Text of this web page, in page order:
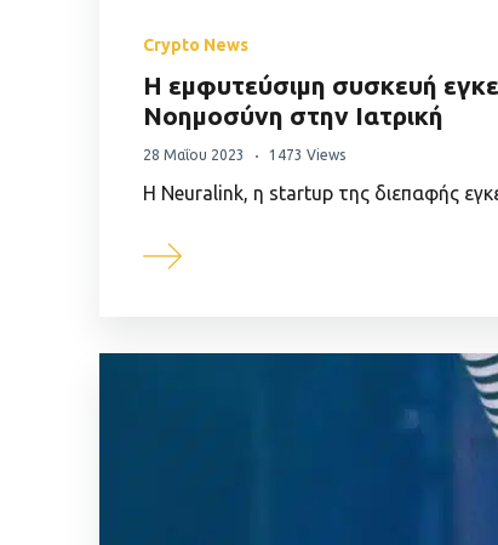
Crypto News
Η εμφυτεύσιμη συσκευή
Νοημοσύνη στην Ιατρική
28 Μαΐου 2023 1473 Views
Η Neuralink, η startup της διεπαφής